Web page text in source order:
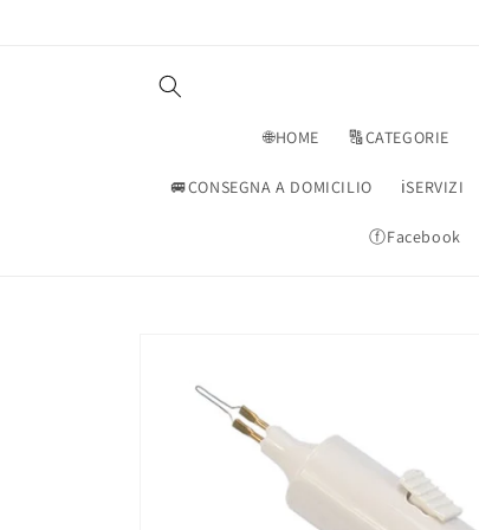
🌐HOME 🔠CATEGORIE
🚐CONSEGNA A DOMICILIO ℹ️SERVIZI
ⓕFacebook
sul prodotto